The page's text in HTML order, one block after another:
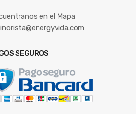
en el Mapa
SEGUROS